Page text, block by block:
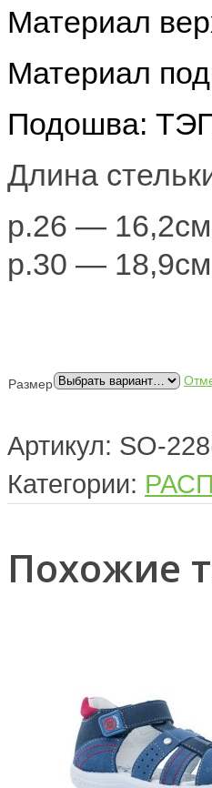
Материал
Материал
Подошва:
Длина
р.26 —
р.30 —
Размер
Артикул: SO-
Категории:
Похожие